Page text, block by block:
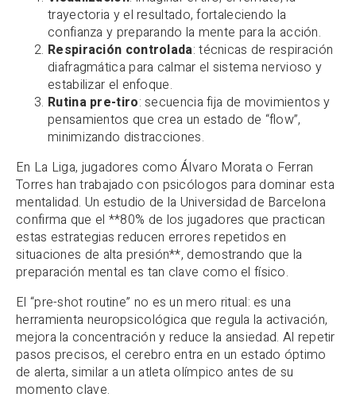
trayectoria y el resultado, fortaleciendo la
confianza y preparando la mente para la acción.
Respiración controlada: técnicas de respiración
diafragmática para calmar el sistema nervioso y
estabilizar el enfoque.
Rutina pre-tiro: secuencia fija de movimientos y
pensamientos que crea un estado de “flow”,
minimizando distracciones.
En La Liga, jugadores como Álvaro Morata o Ferran
Torres han trabajado con psicólogos para dominar esta
mentalidad. Un estudio de la Universidad de Barcelona
confirma que el **80% de los jugadores que practican
estas estrategias reducen errores repetidos en
situaciones de alta presión**, demostrando que la
preparación mental es tan clave como el físico.
El “pre-shot routine” no es un mero ritual: es una
herramienta neuropsicológica que regula la activación,
mejora la concentración y reduce la ansiedad. Al repetir
pasos precisos, el cerebro entra en un estado óptimo
de alerta, similar a un atleta olímpico antes de su
momento clave.